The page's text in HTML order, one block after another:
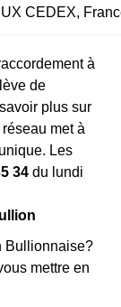
CEDEX,
à
de
plus sur
met à
unique. Les
34 du lundi
Bullionnaise?
mettre en